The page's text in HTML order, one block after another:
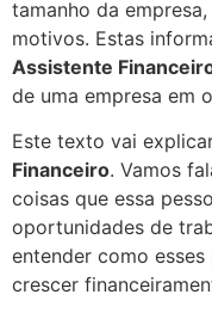
tamanho da
motivos. Estas
Assistente
de uma empresa em
Este texto vai
Financeiro. Vamos
coisas que essa
oportunidades de
entender como
crescer